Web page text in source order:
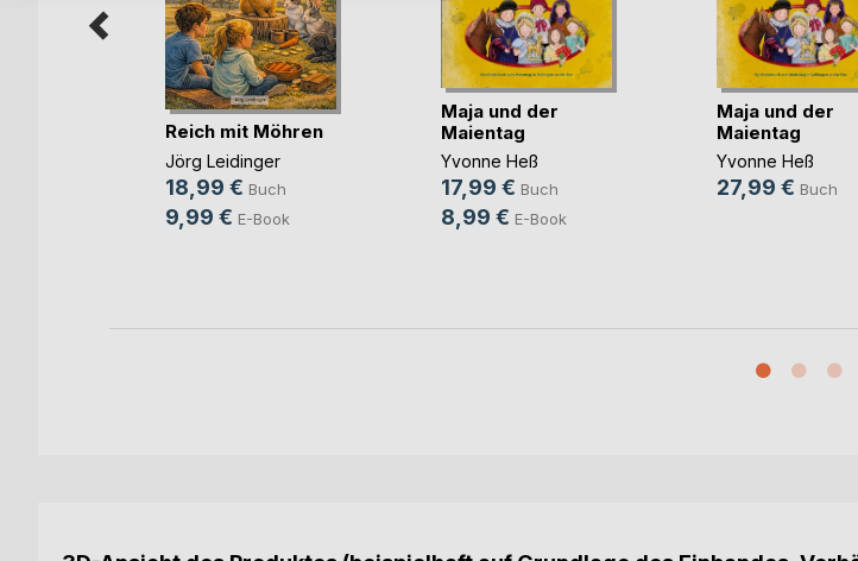
Reich mit Möhren
Jörg Leidinger
18,99 € Buch
9,99 € E-Book
Maja und der
Maientag
Yvonne Heß
17,99 € Buch
8,99 € E-Book
Maja und der
Maientag
Yvonne Heß
27,99 € Buch